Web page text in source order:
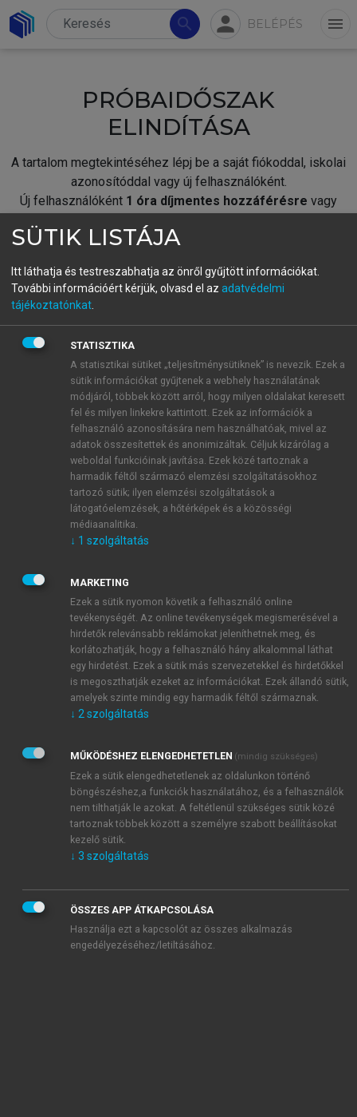
search person BELÉPÉS menu
PRÓBAIDŐSZAK
ELINDÍTÁSA
A tartalom megtekintéséhez lépj be a saját fiókoddal, iskolai
azonosítóddal vagy új felhasználóként.
Új felhasználóként 1 óra díjmentes hozzáférésre vagy
fiókoddal,vagy hozz létre új fiókot.
A regisztráció után apróbaidőszakautomatikusan
BELÉPÉS SAJÁT FIÓKKAL
ÚJ FIÓK LÉTREHOZÁSA
1 óra díjmentes hozzáférés
E-MAIL-CÍM
JELSZÓ
JELSZÓ ÚJRA
Kérek értesítést a MeRSZ újdonságairól, akcióiról.
Kérek értesítést az Akadémiai Kiadó Zrt. újdonságairól,
Adatkezelési tájékoztatóbanfoglaltakat tudomásul
veszem és elfogadom.
Általános vásárlási feltételeket, valamint a szotar.netés a
mersz.huoldalak licencszerződéseiben foglaltakat
tudomásul veszem és elfogadom.
KIPRÓBÁLOM
SÜTIK LISTÁJA
Itt láthatja és testreszabhatja az önről gyűjtött információkat.
További információért kérjük, olvasd el az adatvédelmi
tájékoztatónkat
STATISZTIKA
A statisztikai sütiket „teljesítménysütiknek” is nevezik. Ezek a
sütik információkat gyűjtenek a webhely használatának
módjáról, többek között arról, hogy milyen oldalakat keresett
fel és milyen linkekre kattintott. Ezek az információk a
felhasználó azonosítására nem használhatóak, mivel az
adatok összesítettek és anonimizáltak. Céljuk kizárólag a
weboldal funkcióinak javítása. Ezek közé tartoznak a
harmadik féltől származó elemzési szolgáltatásokhoz
tartozó sütik; ilyen elemzési szolgáltatások a
látogatóelemzések, a hőtérképek és a közösségi
médiaanalitika.
↓ 1 szolgáltatás
MARKETING
Ezek a sütik nyomon követik a felhasználó online
tevékenységét. Az online tevékenységek megismerésével a
hirdetők relevánsabb reklámokat jeleníthetnek meg, és
korlátozhatják, hogy a felhasználó hány alkalommal láthat
egy hirdetést. Ezek a sütik más szervezetekkel és hirdetőkkel
is megoszthatják ezeket az információkat. Ezek állandó sütik,
amelyek szinte mindig egy harmadik féltől származnak.
↓ 2 szolgáltatás
MŰKÖDÉSHEZ ELENGEDHETETLEN (mindig szükséges)
Ezek a sütik elengedhetetlenek az oldalunkon történő
böngészéshez,a funkciók használatához, és a felhasználók
nem tilthatják le azokat. A feltétlenül szükséges sütik közé
tartoznak többek között a személyre szabott beállításokat
kezelő sütik.
↓ 3 szolgáltatás
ÖSSZES APP ÁTKAPCSOLÁSA
Használja ezt a kapcsolót az összes alkalmazás
engedélyezéséhez/letiltásához.